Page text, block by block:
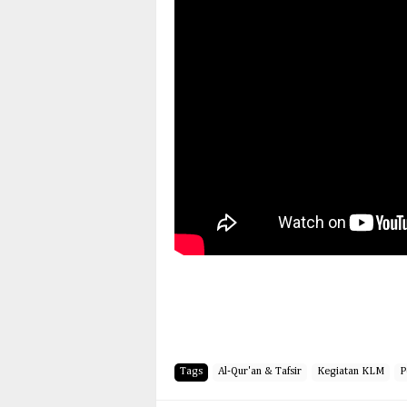
Tags Al-Qur'an & Tafsir Kegiatan KLM